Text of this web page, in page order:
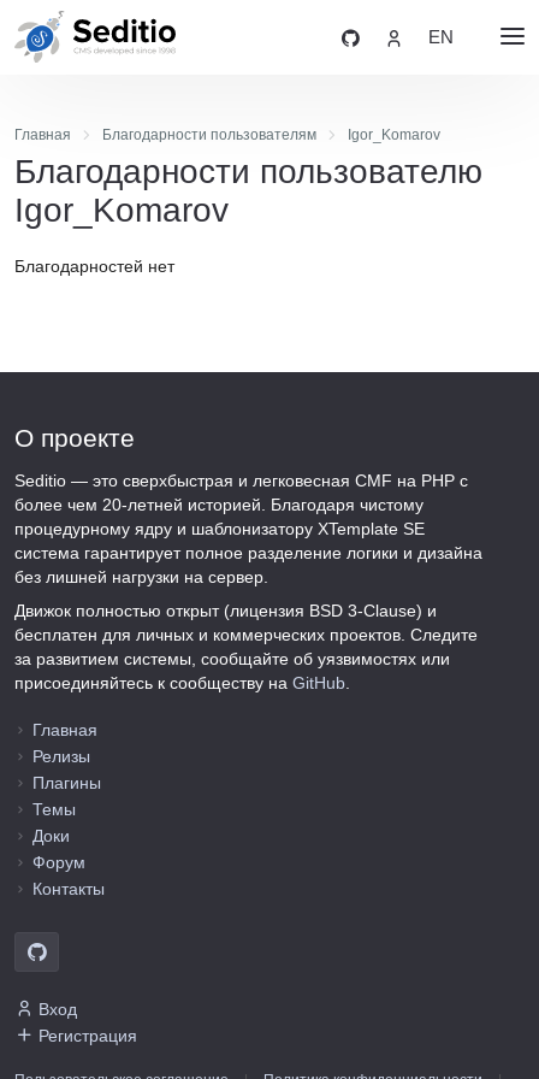
EN
Главная Благодарности пользователям Igor_Komarov
Благодарности пользователю
Igor_Komarov
Благодарностей нет
О проекте
Seditio — это сверхбыстрая и легковесная CMF на PHP с
более чем 20-летней историей. Благодаря чистому
процедурному ядру и шаблонизатору XTemplate SE
система гарантирует полное разделение логики и дизайна
без лишней нагрузки на сервер.
Движок полностью открыт (лицензия BSD 3-Clause) и
бесплатен для личных и коммерческих проектов. Следите
за развитием системы, сообщайте об уязвимостях или
присоединяйтесь к сообществу на GitHub
Главная
Релизы
Плагины
Темы
Доки
Форум
Контакты
Вход
Регистрация